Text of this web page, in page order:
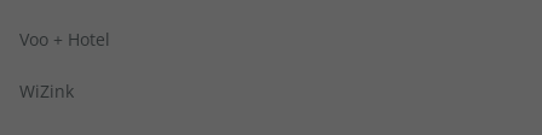
Voo + Hotel
WiZink